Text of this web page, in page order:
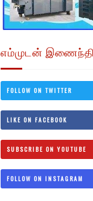
எம்முடன்
FOLLOW ON TWITTER
LIKE ON FACEBOOK
SUBSCRIBE ON YOUTUBE
FOLLOW ON INSTAGRAM